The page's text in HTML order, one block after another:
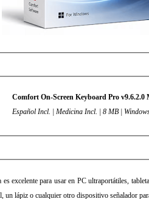
Comfort On-Screen Keyboard Pro v9.6.2.0
Español Incl. | Medicina Incl. | 8 MB |
es excelente para usar en PC ultraportátiles,
un lápiz o cualquier otro dispositivo señalador